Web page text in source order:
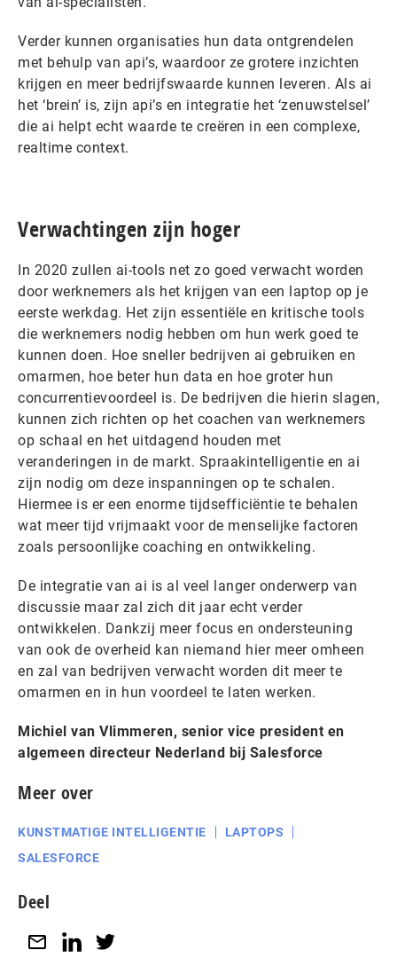
Verder kunnen organisaties hun data ontgrendelen
met behulp van api’s, waardoor ze grotere inzichten
krijgen en meer bedrijfswaarde kunnen leveren. Als ai
het ‘brein’ is, zijn api’s en integratie het ‘zenuwstelsel’
die ai helpt echt waarde te creëren in een complexe,
realtime context.
Verwachtingen zijn hoger
In 2020 zullen ai-tools net zo goed verwacht worden
door werknemers als het krijgen van een laptop op je
eerste werkdag. Het zijn essentiële en kritische tools
die werknemers nodig hebben om hun werk goed te
kunnen doen. Hoe sneller bedrijven ai gebruiken en
omarmen, hoe beter hun data en hoe groter hun
concurrentievoordeel is. De bedrijven die hierin slagen,
kunnen zich richten op het coachen van werknemers
op schaal en het uitdagend houden met
veranderingen in de markt. Spraakintelligentie en ai
zijn nodig om deze inspanningen op te schalen.
Hiermee is er een enorme tijdsefficiëntie te behalen
wat meer tijd vrijmaakt voor de menselijke factoren
zoals persoonlijke coaching en ontwikkeling.
De integratie van ai is al veel langer onderwerp van
discussie maar zal zich dit jaar echt verder
ontwikkelen. Dankzij meer focus en ondersteuning
van ook de overheid kan niemand hier meer omheen
en zal van bedrijven verwacht worden dit meer te
omarmen en in hun voordeel te laten werken.
Michiel van Vlimmeren, senior vice president en
algemeen directeur Nederland bij Salesforce
Meer over
KUNSTMATIGE INTELLIGENTIE
LAPTOPS
SALESFORCE
Deel